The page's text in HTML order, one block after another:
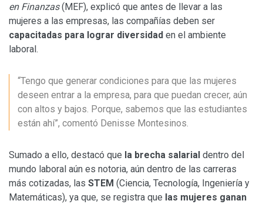
en Finanzas(MEF), explicó que antes de llevar a las
mujeres a las empresas, las compañías deben ser
capacitadas para lograr diversidad en el ambiente
laboral.
“Tengo que generar condiciones para que las mujeres
deseen entrar a la empresa, para que puedan crecer, aún
con altos y bajos. Porque, sabemos que las estudiantes
están ahí”, comentó Denisse Montesinos.
Sumado a ello, destacó que la brecha salarial dentro del
mundo laboral aún es notoria, aún dentro de las carreras
más cotizadas, las STEM (Ciencia, Tecnología, Ingeniería y
Matemáticas), ya que, se registra que las mujeres ganan